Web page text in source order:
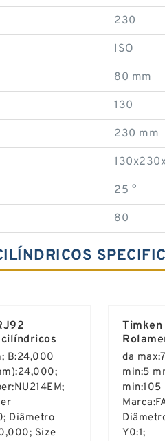
230
ISO
80 mm
130
230 mm
25 °
80
B:24,000
Diâmetro
Size
Timken
da
min:5
min:105
Y0:1;